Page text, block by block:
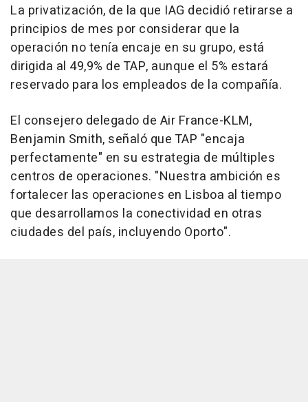
La privatización, de la que IAG decidió retirarse a
principios de mes por considerar que la
operación no tenía encaje en su grupo, está
dirigida al 49,9% de TAP, aunque el 5% estará
reservado para los empleados de la compañía.
El consejero delegado de Air France-KLM,
Benjamin Smith, señaló que TAP "encaja
perfectamente" en su estrategia de múltiples
centros de operaciones. "Nuestra ambición es
fortalecer las operaciones en Lisboa al tiempo
que desarrollamos la conectividad en otras
ciudades del país, incluyendo Oporto".